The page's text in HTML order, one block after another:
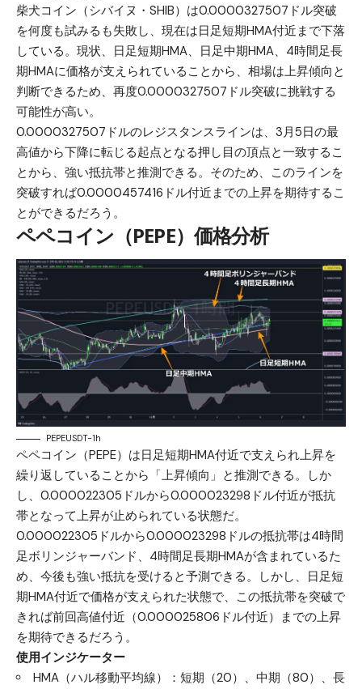
柴犬コイン（シバイヌ・SHIB）は0.0000327507ドル突破
を何度も試みるも失敗し、現在は日足短期HMA付近まで下落
している。現状、日足短期HMA、日足中期HMA、4時間足長
期HMAに価格が支えられていることから、相場は上昇傾向と
判断できるため、再度0.0000327507ドル突破に挑戦する
可能性が高い。
0.0000327507ドルのレジスタンスラインは、3月5日の最
高値から下降に転じる起点となる押し目の頂点と一致するこ
とから、強い抵抗帯と推測できる。そのため、このラインを
突破すれば0.0000457416ドル付近までの上昇を期待するこ
とができるだろう。
ペペコイン（PEPE）価格分析
PEPEUSDT-1h
ペペコイン（PEPE）は日足短期HMA付近で支えられ上昇を
繰り返していることから「上昇傾向」と推測できる。しか
し、0.000022305ドルから0.000023298ドル付近が抵抗
帯となって上昇が止められている状態だ。
0.000022305ドルから0.000023298ドルの抵抗帯は4時間
足ボリンジャーバンド、4時間足長期HMAが含まれているた
め、今後も強い抵抗を受けると予測できる。しかし、日足短
期HMA付近で価格が支えられた状態で、この抵抗帯を突破で
きれば前回高値付近（0.000025806ドル付近）までの上昇
を期待できるだろう。
使用インジケーター
HMA（ハル移動平均線）：短期（20）、中期（80）、長